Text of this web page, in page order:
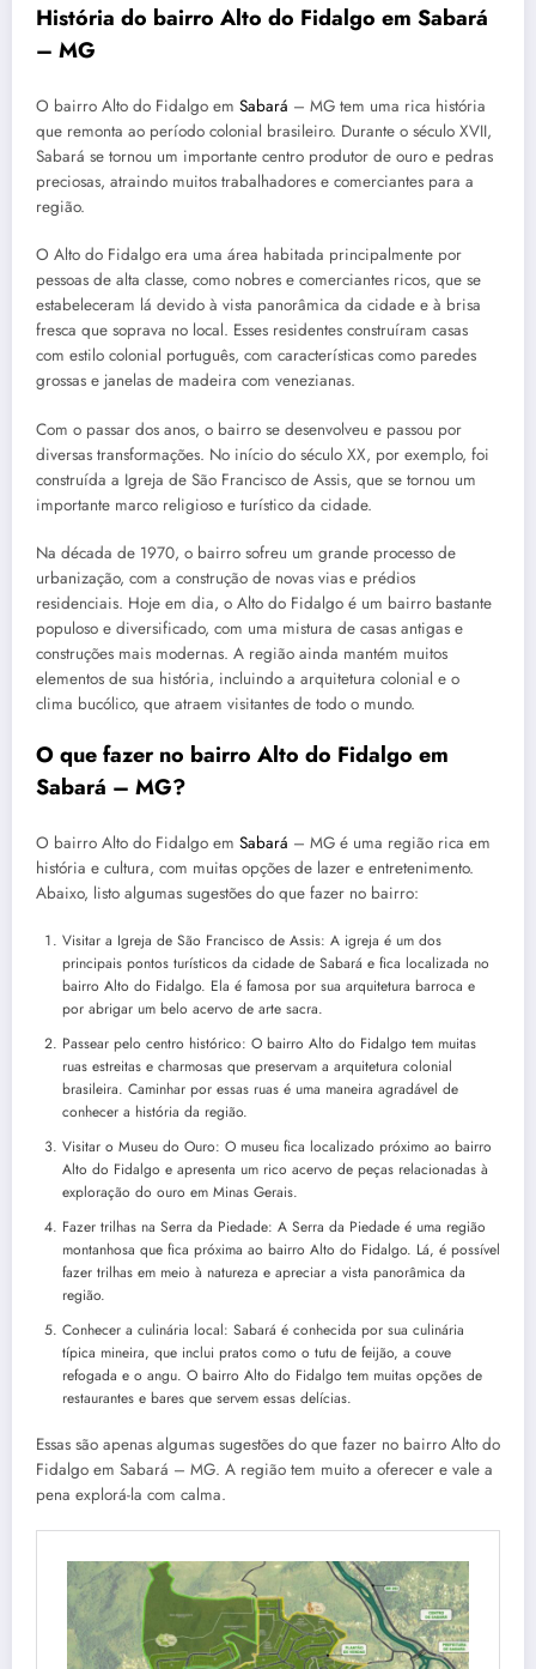
História do bairro Alto do Fidalgo em Sabará
– MG
O bairro Alto do Fidalgo em Sabará – MG tem uma rica história
que remonta ao período colonial brasileiro. Durante o século XVII,
Sabará se tornou um importante centro produtor de ouro e pedras
preciosas, atraindo muitos trabalhadores e comerciantes para a
região.
O Alto do Fidalgo era uma área habitada principalmente por
pessoas de alta classe, como nobres e comerciantes ricos, que se
estabeleceram lá devido à vista panorâmica da cidade e à brisa
fresca que soprava no local. Esses residentes construíram casas
com estilo colonial português, com características como paredes
grossas e janelas de madeira com venezianas.
Com o passar dos anos, o bairro se desenvolveu e passou por
diversas transformações. No início do século XX, por exemplo, foi
construída a Igreja de São Francisco de Assis, que se tornou um
importante marco religioso e turístico da cidade.
Na década de 1970, o bairro sofreu um grande processo de
urbanização, com a construção de novas vias e prédios
residenciais. Hoje em dia, o Alto do Fidalgo é um bairro bastante
populoso e diversificado, com uma mistura de casas antigas e
construções mais modernas. A região ainda mantém muitos
elementos de sua história, incluindo a arquitetura colonial e o
clima bucólico, que atraem visitantes de todo o mundo.
O que fazer no bairro Alto do Fidalgo em
Sabará – MG?
O bairro Alto do Fidalgo em Sabará – MG é uma região rica em
história e cultura, com muitas opções de lazer e entretenimento.
Abaixo, listo algumas sugestões do que fazer no bairro:
Visitar a Igreja de São Francisco de Assis: A igreja é um dos
principais pontos turísticos da cidade de Sabará e fica localizada no
bairro Alto do Fidalgo. Ela é famosa por sua arquitetura barroca e
por abrigar um belo acervo de arte sacra.
Passear pelo centro histórico: O bairro Alto do Fidalgo tem muitas
ruas estreitas e charmosas que preservam a arquitetura colonial
brasileira. Caminhar por essas ruas é uma maneira agradável de
conhecer a história da região.
Visitar o Museu do Ouro: O museu fica localizado próximo ao bairro
Alto do Fidalgo e apresenta um rico acervo de peças relacionadas à
exploração do ouro em Minas Gerais.
Fazer trilhas na Serra da Piedade: A Serra da Piedade é uma região
montanhosa que fica próxima ao bairro Alto do Fidalgo. Lá, é possível
fazer trilhas em meio à natureza e apreciar a vista panorâmica da
região.
Conhecer a culinária local: Sabará é conhecida por sua culinária
típica mineira, que inclui pratos como o tutu de feijão, a couve
refogada e o angu. O bairro Alto do Fidalgo tem muitas opções de
restaurantes e bares que servem essas delícias.
Essas são apenas algumas sugestões do que fazer no bairro Alto do
Fidalgo em Sabará – MG. A região tem muito a oferecer e vale a
pena explorá-la com calma.